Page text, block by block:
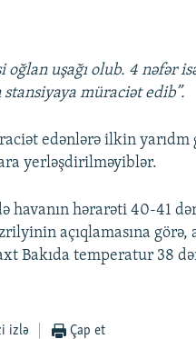
uşağı olub. 4 nəfər
müraciət edib”.
edənlərə ilkin yarıdm
yerləşdirilməyiblər.
havanın hərarəti 40-41
açıqlamasına
Bakıda temperatur 38
izlə Çap et